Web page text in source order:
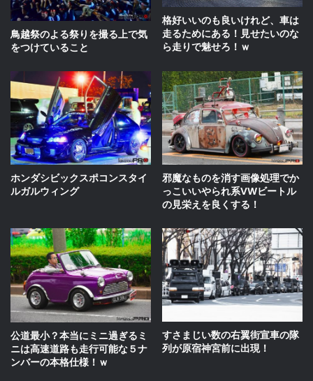
鳥越祭のよる祭りを撮る上で気
をつけていること
格好いいのも良いけれど、車は
走るためにある！見せたいのな
ら走りで魅せろ！ｗ
ホンダシビックスポコンスタイ
ルガルウィング
邪魔なものを消す画像処理でか
っこいいやられ系VWビートル
の見栄えを良くする！
公道最小？本当にミニ過ぎるミ
ニは高速道路も走行可能な５ナ
ンバーの本格仕様！ｗ
すさまじい数の右翼街宣車の隊
列が原宿神宮前に出現！